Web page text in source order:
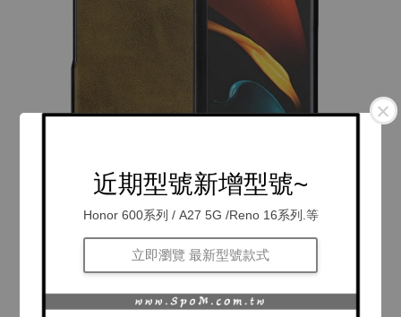
近期型號新增型號~
Honor 600系列 / A27 5G /Reno 16系列.等
立即瀏覽 最新型號款式